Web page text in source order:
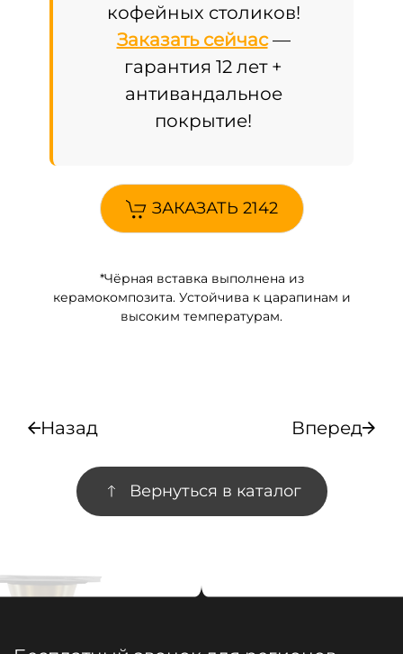
кофейных столиков!
Заказать сейчас—
гарантия 12 лет +
антивандальное
покрытие!
ЗАКАЗАТЬ 2142
*Чёрная вставка выполнена из
керамокомпозита. Устойчива к царапинам и
высоким температурам.
Назад Вперед
Вернуться в каталог